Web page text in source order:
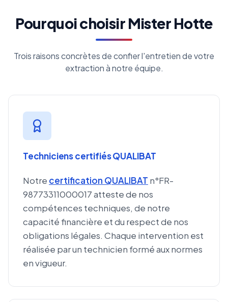
Pourquoi choisir Mister Hotte
Trois raisons concrètes de confier l'entretien de votre
extraction à notre équipe.
Techniciens certifiés QUALIBAT
Notre certification QUALIBAT n°FR-
98773311000017 atteste de nos
compétences techniques, de notre
capacité financière et du respect de nos
obligations légales. Chaque intervention est
réalisée par un technicien formé aux normes
en vigueur.